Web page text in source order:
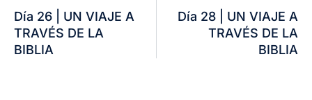
Día 26 | UN VIAJE A
TRAVÉS DE LA
BIBLIA
Día 28 | UN VIAJE A
TRAVÉS DE LA
BIBLIA